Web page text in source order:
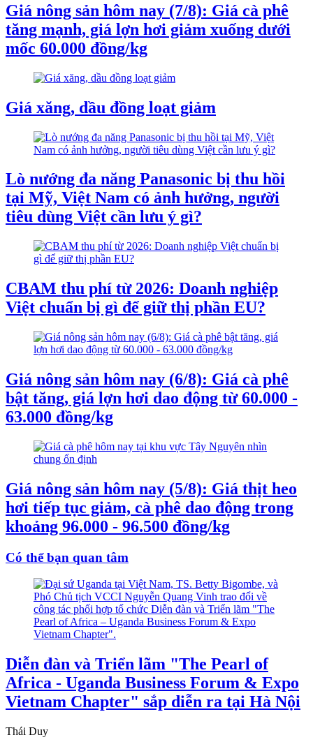
Giá nông sản hôm nay (7/8): Giá cà phê
tăng mạnh, giá lợn hơi giảm xuống dưới
mốc 60.000 đồng/kg
Giá xăng, dầu đồng loạt giảm
Lò nướng đa năng Panasonic bị thu hồi
tại Mỹ, Việt Nam có ảnh hưởng, người
tiêu dùng Việt cần lưu ý gì?
CBAM thu phí từ 2026: Doanh nghiệp
Việt chuẩn bị gì để giữ thị phần EU?
Giá nông sản hôm nay (6/8): Giá cà phê
bật tăng, giá lợn hơi dao động từ 60.000 -
63.000 đồng/kg
Giá nông sản hôm nay (5/8): Giá thịt heo
hơi tiếp tục giảm, cà phê dao động trong
khoảng 96.000 - 96.500 đồng/kg
Có thể bạn quan tâm
Diễn đàn và Triển lãm "The Pearl of
Africa - Uganda Business Forum & Expo
Vietnam Chapter" sắp diễn ra tại Hà Nội
Thái Duy